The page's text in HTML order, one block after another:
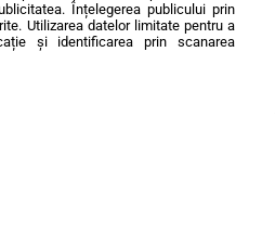
Horoscop
Înțelegerea publicului prin
Utilizarea datelor limitate pentru a
și identificarea prin scanarea